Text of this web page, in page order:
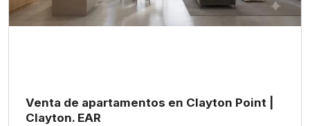
Venta de apartamentos en Clayton Point |
Clayton. EAR